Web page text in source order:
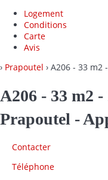
Logement
Conditions
Carte
Avis
› Prapoutel › A206 - 33 m2
A206 - 33 m2 -
Prapoutel -
Contacter
Téléphone